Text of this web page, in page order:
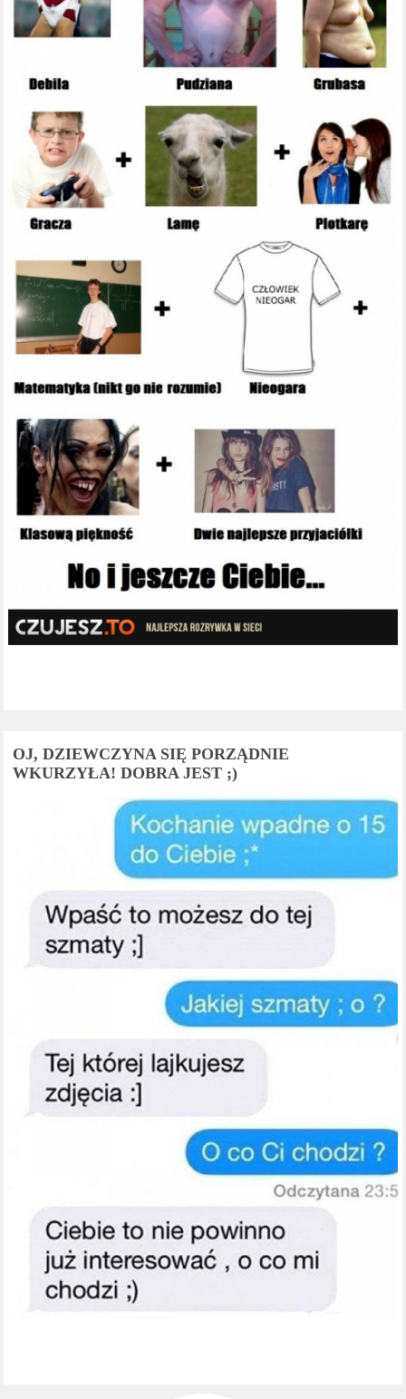
OJ, DZIEWCZYNA SIĘ PORZĄDNIE
WKURZYŁA! DOBRA JEST ;)